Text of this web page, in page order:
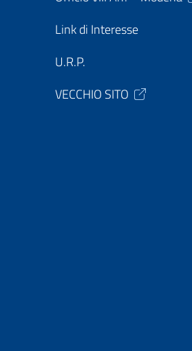
Link di Interesse
U.R.P.
VECCHIO SITO